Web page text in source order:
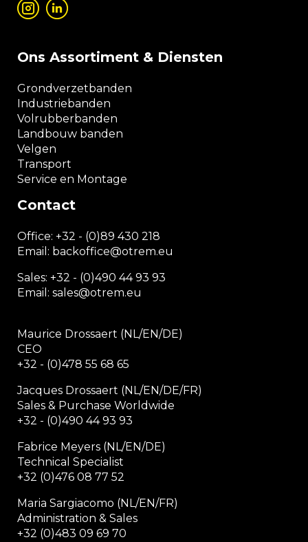
Contact
Office: +32 - (0)89 430 218
Email: backoffice@otrem.eu
Sales: +32 - (0)490 44 93 93
Email: sales@otrem.eu
Maurice Drossaert (NL/EN/DE)
CEO
+32 - (0)478 55 68 65
Jacques Drossaert (NL/EN/DE/FR)
Sales & Purchase Worldwide
+32 - (0)490 44 93 93
Fabrice Meyers (NL/EN/DE)
Technical Specialist
+32 (0)476 08 77 52
Maria Sargiacomo (NL/EN/FR)
Administration & Sales
+32 (0)483 09 69 70
Ons Assortiment & Diensten
Grondverzetbanden
Industriebanden
Volrubberbanden
Landbouw banden
Velgen
Transport
Service en Montage